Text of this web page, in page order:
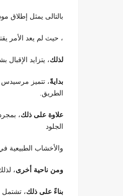
بالتالى يمثل إطلاق
، حيث لم يعد الأمر
لذلك، يتزايد
بدايةً
الطريق.
علاوة على ذلك،
الجلود
والأخشاب الطبيعية في
ومن ناحية أخرى،
بناءً على ذلك، تشتمل